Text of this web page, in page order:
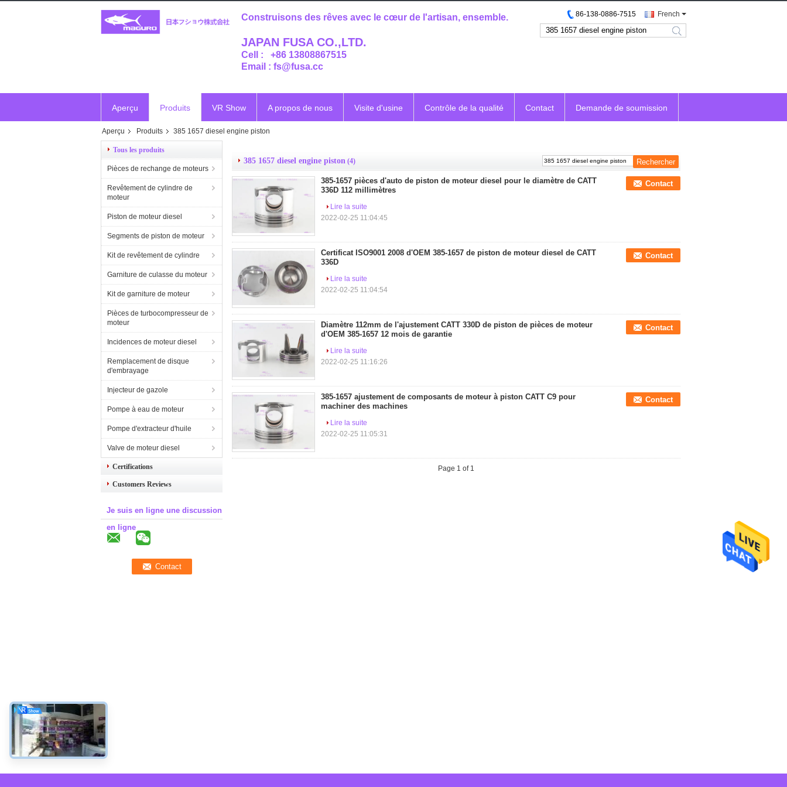
Construisons des rêves avec le cœur de l'artisan, ensemble.
JAPAN FUSA CO.,LTD.
Cell : +86 13808867515
Email : fs@fusa.cc
French
86-138-0886-7515
search
Aperçu Produits VR Show A propos de nous Visite d'usine Contrôle de la qualité Contact Demande de soumission
Vr
Aperçu Produits 385 1657 diesel engine piston
Tous les produits
Pièces de rechange de moteurs
Revêtement de cylindre de
moteur
Piston de moteur diesel
Segments de piston de moteur
Kit de revêtement de cylindre
Garniture de culasse du moteur
Kit de garniture de moteur
Pièces de turbocompresseur de
moteur
Incidences de moteur diesel
Remplacement de disque
d'embrayage
Injecteur de gazole
Pompe à eau de moteur
Pompe d'extracteur d'huile
Valve de moteur diesel
Certifications
Customers Reviews
Je suis en ligne une discussion
en ligne
385 1657 diesel engine piston (4)
385-1657 pièces d'auto de piston de moteur diesel pour le diamètre de CATT
336D 112 millimètres
Contact
Lire la suite
2022-02-25 11:04:45
Certificat ISO9001 2008 d'OEM 385-1657 de piston de moteur diesel de CATT
336D
Contact
Lire la suite
2022-02-25 11:04:54
Diamètre 112mm de l'ajustement CATT 330D de piston de pièces de moteur
d'OEM 385-1657 12 mois de garantie
Contact
Lire la suite
2022-02-25 11:16:26
385-1657 ajustement de composants de moteur à piston CATT C9 pour
machiner des machines
Contact
Lire la suite
2022-02-25 11:05:31
Page 1 of 1